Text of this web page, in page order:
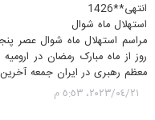
انتهی**1426
استهلال ماه شوال
روز از ماه مبارک رمضان در
معظم رهبری در ایران جمعه
٢١‏/٠٤‏/٢٠٢٣، ٥:٥٣ م